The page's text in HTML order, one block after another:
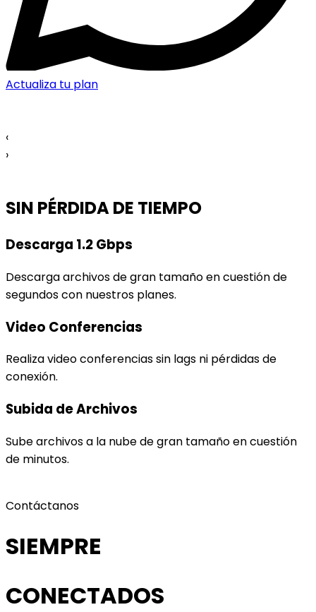
Actualiza tu plan
‹
›
SIN PÉRDIDA DE TIEMPO
Descarga 1.2 Gbps
Descarga archivos de gran tamaño en cuestión de
segundos con nuestros planes.
Video Conferencias
Realiza video conferencias sin lags ni pérdidas de
conexión.
Subida de Archivos
Sube archivos a la nube de gran tamaño en cuestión
de minutos.
Contáctanos
SIEMPRE
CONECTADOS